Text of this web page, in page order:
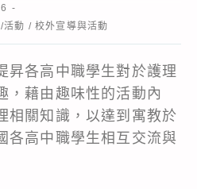
活動 / 校外宣導與活動
昇各高中職學生對於護理
，藉由趣味性的活動內
相關知識，以達到寓教於
各高中職學生相互交流與